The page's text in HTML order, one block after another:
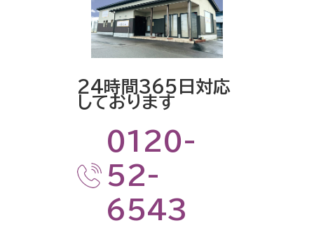
24時間365日対応
しております
0120-
52-
6543